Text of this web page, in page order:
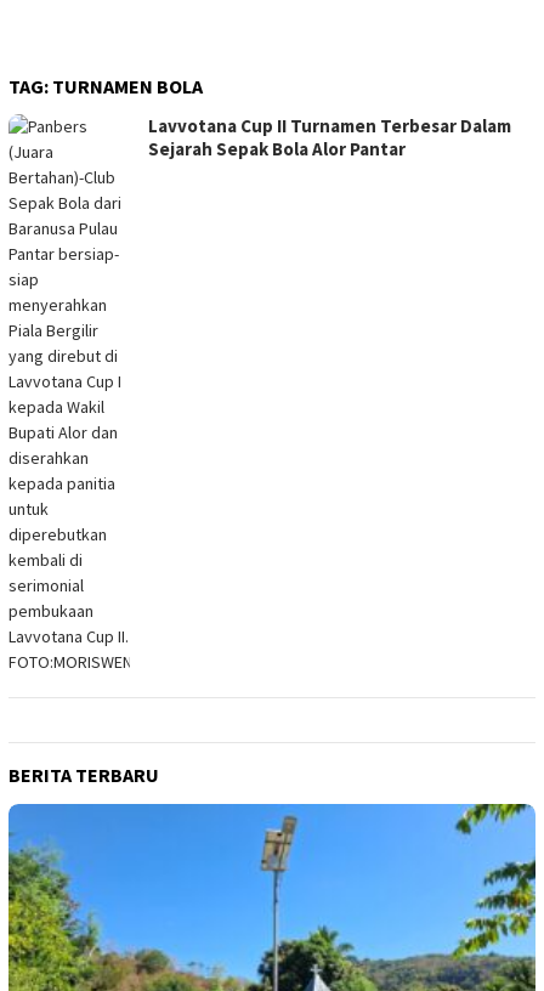
TAG: TURNAMEN BOLA
Lavvotana Cup II Turnamen Terbesar Dalam
Sejarah Sepak Bola Alor Pantar
BERITA TERBARU